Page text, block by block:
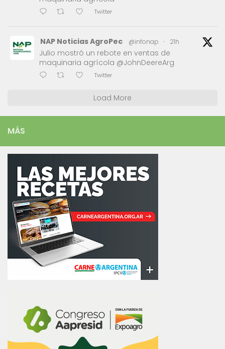
Twitter
NAP Noticias AgroPec @infonap · 21h
Julio mostró un rebote en ventas de
maquinaria agrícola @JohnDeereArg
Twitter
Load More
MÁS